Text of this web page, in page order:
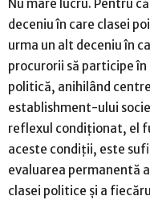
Nu mare lucru. Pentru
deceniu în care clasei
urma un alt deceniu în
procurorii să participe
politică, anihilând
establishment-ului
reflexul condiționat, el
aceste condiții, este
evaluarea permanentă
clasei politice și a